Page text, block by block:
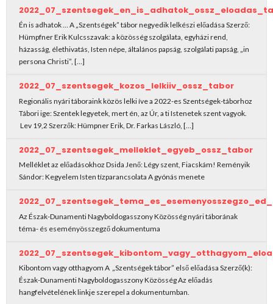
Én is adhatok … A „Szentségek” tábor negyedik lelkészi előadása Szerző:
Hümpfner Erik Kulcsszavak: a közösség szolgálata, egyházi rend,
házasság, élethivatás, Isten népe, általános papság, szolgálati papság, „in
persona Christi”, […]
2022_07_szentsegek_kozos_lelkiiv_ossz_tabor
Regionális nyári táboraink közös lelki íve a 2022-es Szentségek-táborhoz
Tábori ige: Szentek legyetek, mert én, az Úr, a ti Istenetek szent vagyok.
Lev 19,2 Szerzők: Hümpner Erik, Dr. Farkas László, […]
2022_07_szentsegek_melleklet_egyeb_ossz_tabor
Melléklet az előadásokhoz Dsida Jenő: Légy szent, Fiacskám! Reményik
Sándor: Kegyelem Isten tízparancsolata A gyónás menete
Az Észak-Dunamenti Nagyboldogasszony Közösség nyári táborának
téma- és eseményösszegző dokumentuma
Kibontom vagy otthagyom A „Szentségek tábor” első előadása Szerző(k):
Észak-Dunamenti Nagyboldogasszony Közösség Az előadás
hangfelvételének linkje szerepel a dokumentumban.